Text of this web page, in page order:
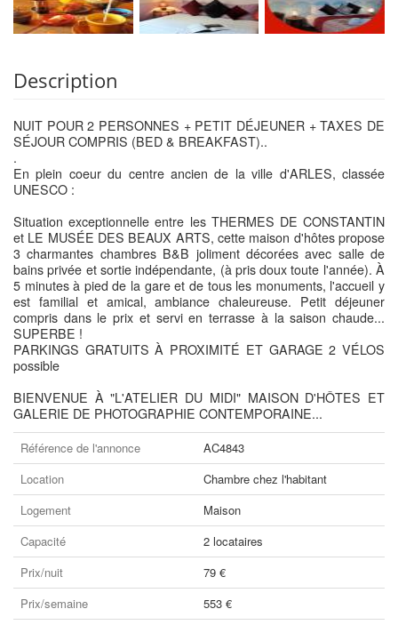
Description
NUIT POUR 2 PERSONNES + PETIT DÉJEUNER + TAXES DE
SÉJOUR COMPRIS (BED & BREAKFAST)..
.
En plein coeur du centre ancien de la ville d'ARLES, classée
UNESCO :
Situation exceptionnelle entre les THERMES DE CONSTANTIN
et LE MUSÉE DES BEAUX ARTS, cette maison d'hôtes propose
3 charmantes chambres B&B joliment décorées avec salle de
bains privée et sortie indépendante, (à pris doux toute l'année). À
5 minutes à pied de la gare et de tous les monuments, l'accueil y
est familial et amical, ambiance chaleureuse. Petit déjeuner
compris dans le prix et servi en terrasse à la saison chaude...
SUPERBE !
PARKINGS GRATUITS À PROXIMITÉ ET GARAGE 2 VÉLOS
possible
BIENVENUE À "L'ATELIER DU MIDI" MAISON D'HÔTES ET
GALERIE DE PHOTOGRAPHIE CONTEMPORAINE...
Référence de l'annonce
AC4843
Location
Chambre chez l'habitant
Logement
Maison
Capacité
2 locataires
Prix/nuit
79 €
Prix/semaine
553 €